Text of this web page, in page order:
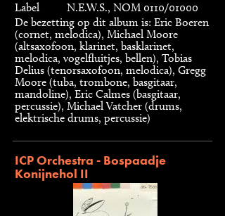
Label
N.E.W.S., NOM 0110/01000
De bezetting op dit album is: Eric Boeren
(cornet, melodica), Michael Moore
(altsaxofoon, klarinet, basklarinet,
melodica, vogelfluitjes, bellen), Tobias
Delius (tenorsaxofoon, melodica), Gregg
Moore (tuba, trombone, basgitaar,
mandoline), Eric Calmes (basgitaar,
percussie), Michael Vatcher (drums,
elektrische drums, percussie)
ICP Orchestra - Bospaadje
Konijnehol II